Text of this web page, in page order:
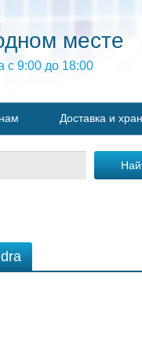
месте
с 9:00 до 18:00
Доставка и